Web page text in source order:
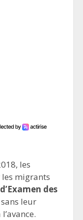
les
migrants
des
leur